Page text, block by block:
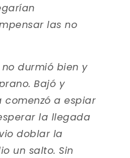
las no
durmió bien y
Bajó y
a espiar
la llegada
doblar la
un salto. Sin